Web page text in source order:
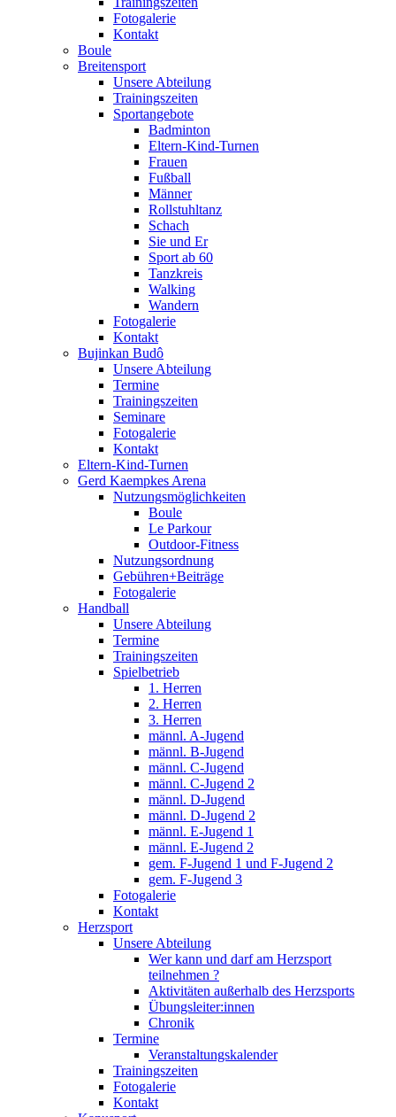
Fotogalerie
Kontakt
Boule
Breitensport
Unsere Abteilung
Trainingszeiten
Sportangebote
Badminton
Eltern-Kind-Turnen
Frauen
Fußball
Männer
Rollstuhltanz
Schach
Sie und Er
Sport ab 60
Tanzkreis
Walking
Wandern
Fotogalerie
Kontakt
Bujinkan Budô
Unsere Abteilung
Termine
Trainingszeiten
Seminare
Fotogalerie
Kontakt
Eltern-Kind-Turnen
Gerd Kaempkes Arena
Nutzungsmöglichkeiten
Boule
Le Parkour
Outdoor-Fitness
Nutzungsordnung
Gebühren+Beiträge
Fotogalerie
Handball
Unsere Abteilung
Termine
Trainingszeiten
Spielbetrieb
1. Herren
2. Herren
3. Herren
männl. A-Jugend
männl. B-Jugend
männl. C-Jugend
männl. C-Jugend 2
männl. D-Jugend
männl. D-Jugend 2
männl. E-Jugend 1
männl. E-Jugend 2
gem. F-Jugend 1 und F-Jugend 2
gem. F-Jugend 3
Fotogalerie
Kontakt
Herzsport
Unsere Abteilung
Wer kann und darf am Herzsport
teilnehmen ?
Aktivitäten außerhalb des Herzsports
Übungsleiter:innen
Chronik
Termine
Veranstaltungskalender
Trainingszeiten
Fotogalerie
Kontakt